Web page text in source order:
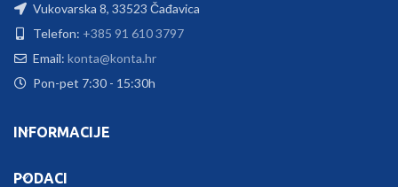
Vukovarska 8, 33523 Čađavica
Telefon: +385 91 610 3797
Email: konta@konta.hr
Pon-pet 7:30 - 15:30h
INFORMACIJE
PODACI